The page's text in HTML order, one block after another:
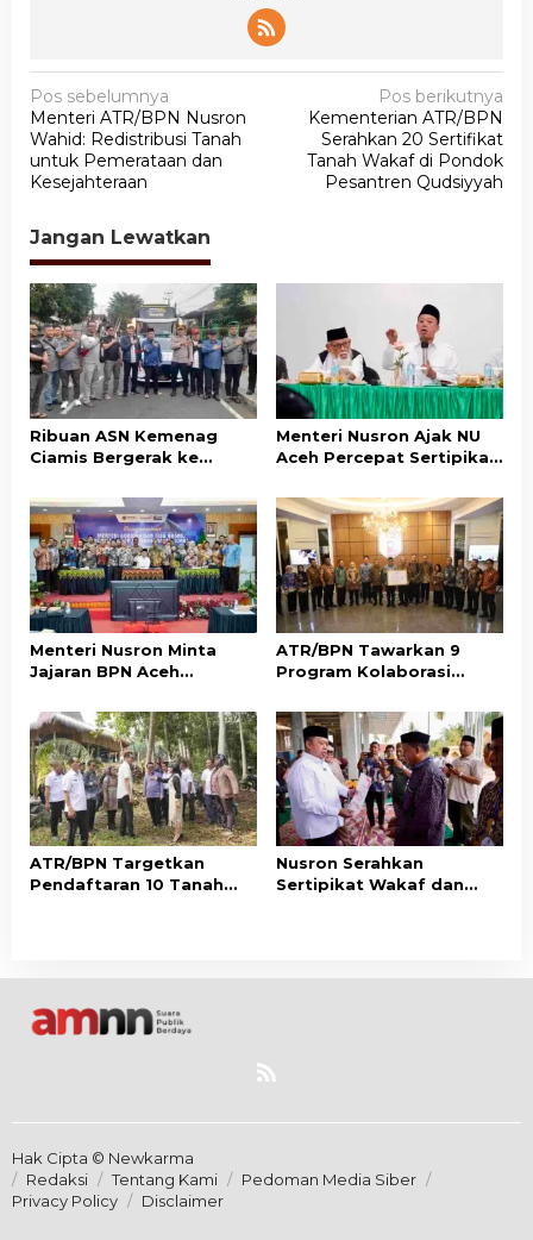
N
a
v
i
g
a
s
i
p
o
s
Pos sebelumnya
Menteri ATR/BPN Nusron
Wahid: Redistribusi Tanah
untuk Pemerataan dan
Kesejahteraan
Pos berikutnya
Kementerian ATR/BPN
Serahkan 20 Sertifikat
Tanah Wakaf di Pondok
Pesantren Qudsiyyah
Jangan Lewatkan
Ribuan ASN Kemenag
Ciamis Bergerak ke
Kebangsaan
Menteri Nusron Ajak NU
Aceh Percepat Sertipikasi
Kepastian Hukum Aset
Umat
Menteri Nusron Minta
Jajaran BPN Aceh
Layanan Pertanahan
Berbasis Kepuasan
Masyarakat
ATR/BPN Tawarkan 9
Program Kolaborasi
untuk Perkuat Layanan
Pertanahan
ATR/BPN Targetkan
Pendaftaran 10 Tanah
Nusron Serahkan
Sertipikat Wakaf dan
Hak Cipta © Newkarma
Redaksi
Tentang Kami
Pedoman Media Siber
Privacy Policy
Disclaimer